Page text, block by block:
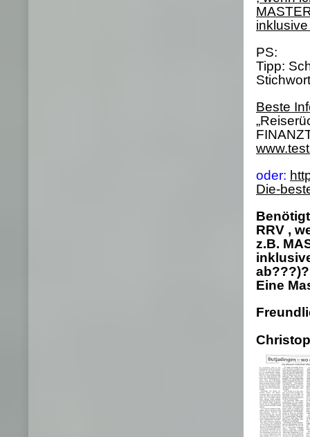
PS:
Tipp:
Beste
oder:
Die-
RRV ,
z.B.
ab???)?
Eine